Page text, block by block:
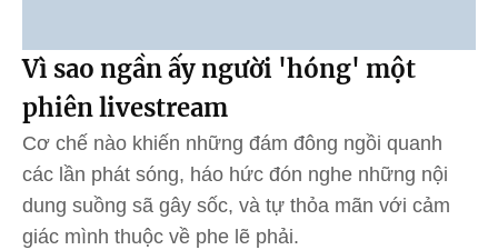
Vì sao ngần ấy người 'hóng' một
phiên livestream
Cơ chế nào khiến những đám đông ngồi quanh
các lần phát sóng, háo hức đón nghe những nội
dung suồng sã gây sốc, và tự thỏa mãn với cảm
giác mình thuộc về phe lẽ phải.